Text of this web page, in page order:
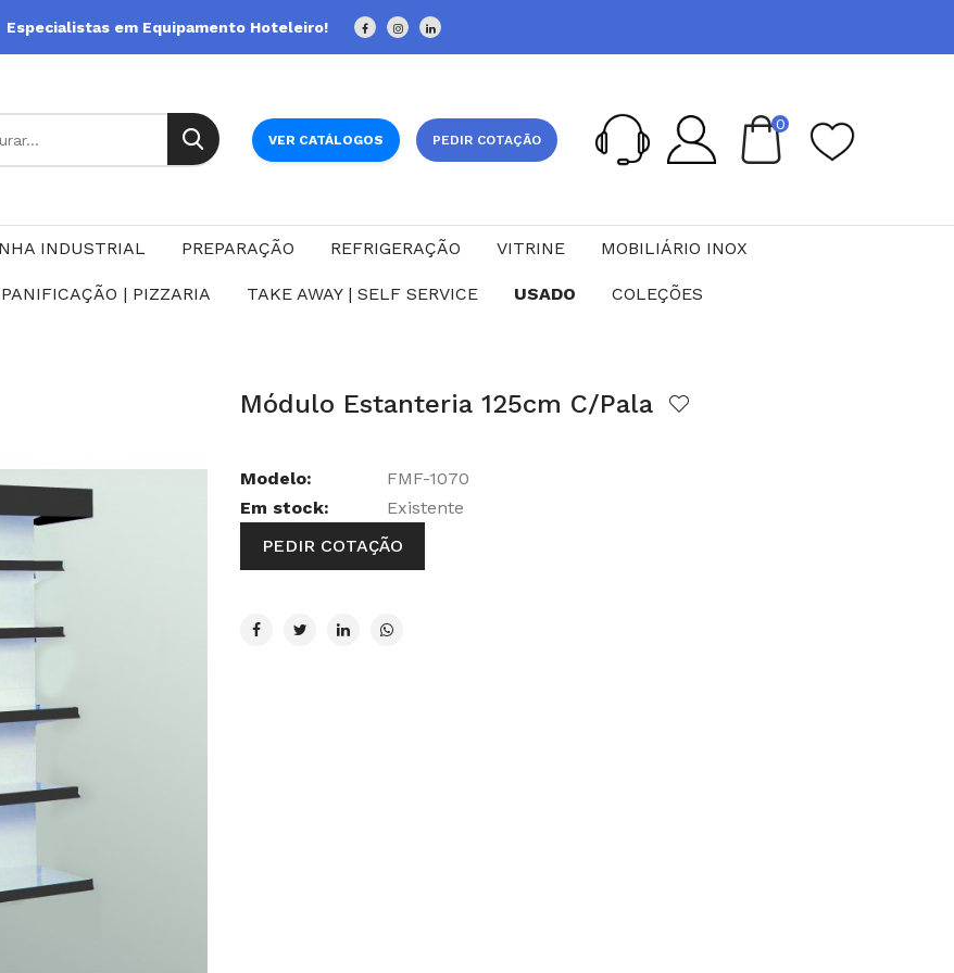
Especialistas em Equipamento Hoteleiro!
VER CATÁLOGOS PEDIR COTAÇÃO
0
INDUSTRIAL PREPARAÇÃO REFRIGERAÇÃO VITRINE MOBILIÁRIO INOX
PANIFICAÇÃO | PIZZARIA TAKE AWAY | SELF SERVICE USADO COLEÇÕES
Módulo Estanteria 125cm C/Pala
Modelo:
FMF-1070
Em stock:
Existente
PEDIR COTAÇÃO